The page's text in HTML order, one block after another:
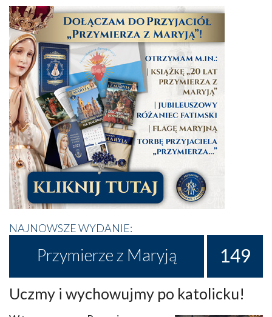
NAJNOWSZE WYDANIE:
Przymierze z Maryją 149
Uczmy i wychowujmy po katolicku!